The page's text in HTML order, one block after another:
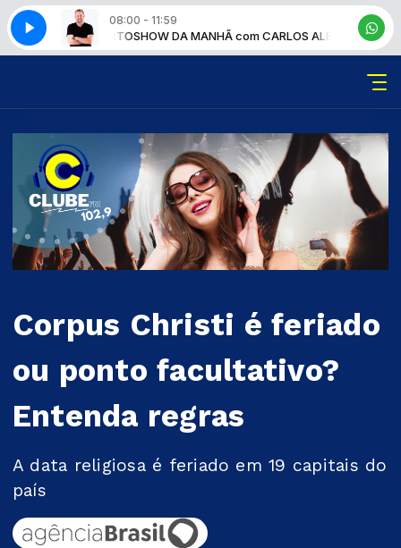
08:00 - 11:59
ALBERTO SHOW DA MANHÃ com CARLOS ALBERTO
Corpus Christi é feriado
ou ponto facultativo?
Entenda regras
A data religiosa é feriado em 19 capitais do
país